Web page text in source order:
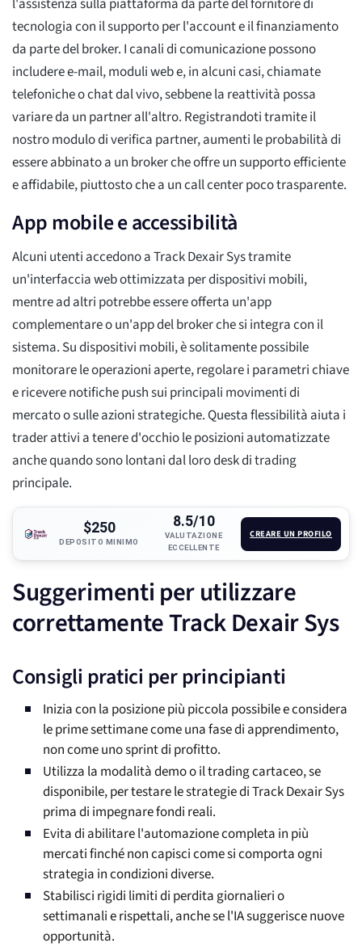
l'assistenza sulla piattaforma da parte del fornitore di
tecnologia con il supporto per l'account e il finanziamento
da parte del broker. I canali di comunicazione possono
includere e-mail, moduli web e, in alcuni casi, chiamate
telefoniche o chat dal vivo, sebbene la reattività possa
variare da un partner all'altro. Registrandoti tramite il
nostro modulo di verifica partner, aumenti le probabilità di
essere abbinato a un broker che offre un supporto efficiente
e affidabile, piuttosto che a un call center poco trasparente.
App mobile e accessibilità
Alcuni utenti accedono a Track Dexair Sys tramite
un'interfaccia web ottimizzata per dispositivi mobili,
mentre ad altri potrebbe essere offerta un'app
complementare o un'app del broker che si integra con il
sistema. Su dispositivi mobili, è solitamente possibile
monitorare le operazioni aperte, regolare i parametri chiave
e ricevere notifiche push sui principali movimenti di
mercato o sulle azioni strategiche. Questa flessibilità aiuta i
trader attivi a tenere d'occhio le posizioni automatizzate
anche quando sono lontani dal loro desk di trading
principale.
$250
DEPOSITO MINIMO
8.5/10
VALUTAZIONE
ECCELLENTE
CREARE UN PROFILO
Suggerimenti per utilizzare
correttamente Track Dexair Sys
Consigli pratici per principianti
Inizia con la posizione più piccola possibile e considera
le prime settimane come una fase di apprendimento,
non come uno sprint di profitto.
Utilizza la modalità demo o il trading cartaceo, se
disponibile, per testare le strategie di Track Dexair Sys
prima di impegnare fondi reali.
Evita di abilitare l'automazione completa in più
mercati finché non capisci come si comporta ogni
strategia in condizioni diverse.
Stabilisci rigidi limiti di perdita giornalieri o
settimanali e rispettali, anche se l'IA suggerisce nuove
opportunità.